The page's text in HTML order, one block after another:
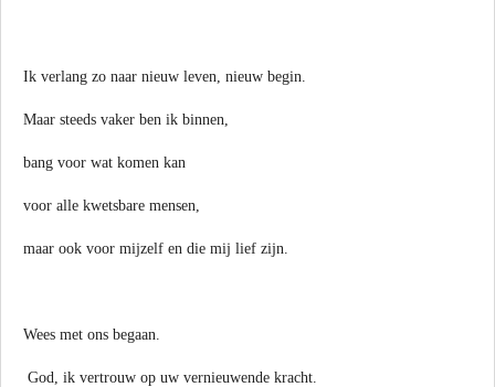
Ik verlang zo naar nieuw leven, nieuw begin.
Maar steeds vaker ben ik binnen,
bang voor wat komen kan
voor alle kwetsbare mensen,
maar ook voor mijzelf en die mij lief zijn.
Wees met ons begaan.
God, ik vertrouw op uw vernieuwende kracht.